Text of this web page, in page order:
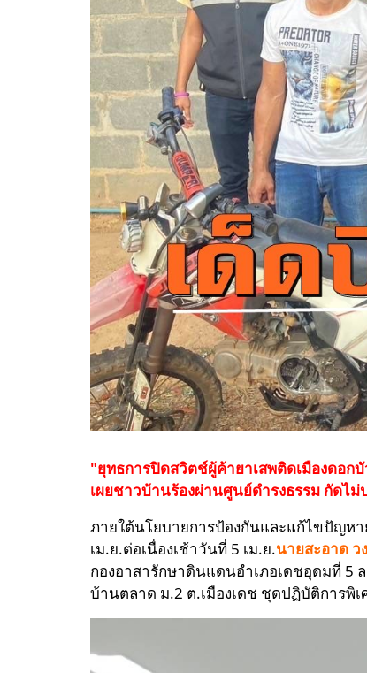
"ยุทธการปิดสวิตช์ผู้ค้ายาเสพติดเมืองดอก
เผยชาวบ้านร้องผ่านศูนย์ดำรงธรรม กัดไม่
ภายใต้นโยบายการป้องกันและแก้ไขปัญหา
เม.ย.ต่อเนื่องเช้าวันที่ 5 เม.ย.นายสะอาด ว
กองอาสารักษาดินแดนอำเภอเดชอุดมที่ 5
บ้านตลาด ม.2 ต.เมืองเดช ชุดปฏิบัติการพิเ